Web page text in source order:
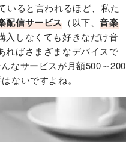
いると言われるほど、私た
配信サービス （以下、音楽
入しなくても好きなだけ音
ればさまざまなデバイスで
なサービスが月額500～200
ないですよね。